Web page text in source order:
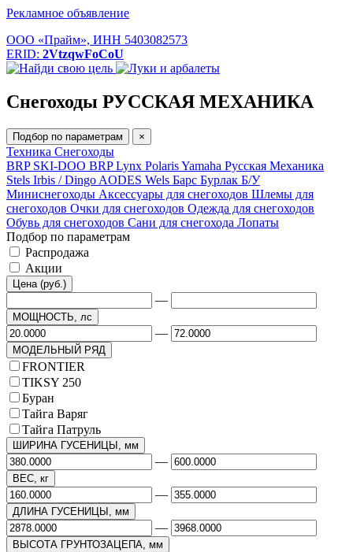
Рекламное объявление
ООО «Прайм», ИНН 5403082573
ERID: 2VtzqwFoCoU
Снегоходы РУССКАЯ МЕХАНИКА
Подбор по параметрам ×
Техника Снегоходы
BRP SKI-DOO BRP Lynx PolarisYamaha Русская Механика
Stels Irbis / Dingo AODES Wels Барс Бурлак Б/У
Миниснегоходы Аксессуары для снегоходов Шлемы для
снегоходов Очки для снегоходов Одежда для снегоходов
Обувь для снегоходов Сани для снегохода Лопаты
Подбор по параметрам
Распродажа
Акции
Цена (руб.)
—
МОЩНОСТЬ, лс
—
МОДЕЛЬНЫЙ РЯД
FRONTIER
TIKSY 250
Буран
Тайга Варяг
Тайга Патруль
ШИРИНА ГУСЕНИЦЫ, мм
—
ВЕС, кг
—
ДЛИНА ГУСЕНИЦЫ, мм
—
ВЫСОТА ГРУНТОЗАЦЕПА, мм